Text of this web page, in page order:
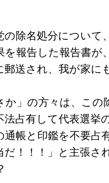
除名処分について
を報告した報告書が
郵送され、我が家に
」の方々は、この
法占有して代表選挙
通帳と印鑑を不要占
だ！！！」と主張さ